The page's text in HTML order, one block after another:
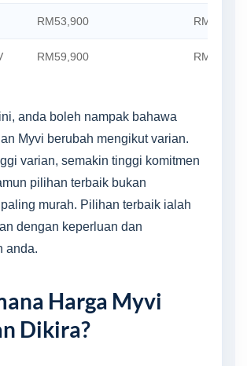
RM53,900 RM48,510
RM59,900 RM53,910
anda boleh nampak bahawa
Myvi berubah mengikut varian.
varian, semakin tinggi komitmen
pilihan terbaik bukan
murah. Pilihan terbaik ialah
dengan keperluan dan
anda.
Harga Myvi
Dikira?